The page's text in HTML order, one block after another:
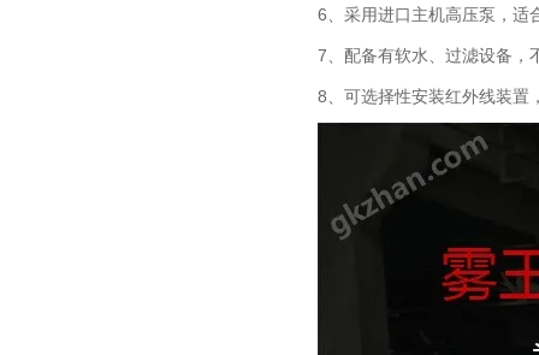
6、采用进口主机高压泵，适
7、配备有软水、过滤设备，
8、可选择性安装红外线装置